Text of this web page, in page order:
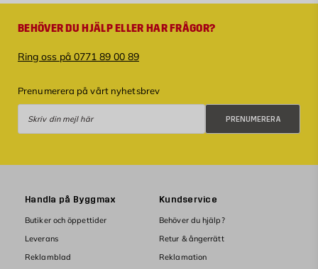
BEHÖVER DU HJÄLP ELLER HAR FRÅGOR?
Ring oss på 0771 89 00 89
Prenumerera på vårt nyhetsbrev
PRENUMERERA
Handla på Byggmax
Butiker och öppettider
Leverans
Reklamblad
Kundservice
Behöver du hjälp?
Retur & ångerrätt
Reklamation